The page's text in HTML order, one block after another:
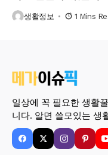
생활정보 1 Mins
일상에 꼭 필요한 생활
니다. 알면 쓸모있는 생